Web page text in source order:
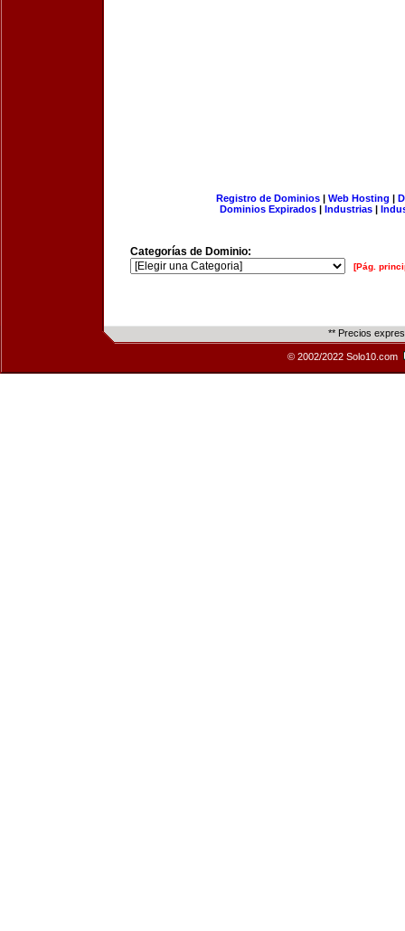
Registro de Dominios| Web Hosting |
Dominios Expirados | Industrias |
Categorías de Dominio:
[Pág.
** Precios
© 2002/2022 Solo10.com